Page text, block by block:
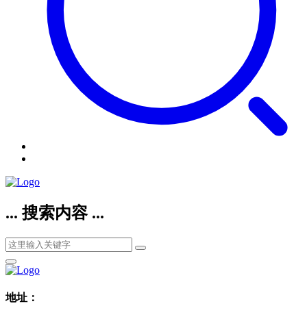
... 搜索内容 ...
地址：